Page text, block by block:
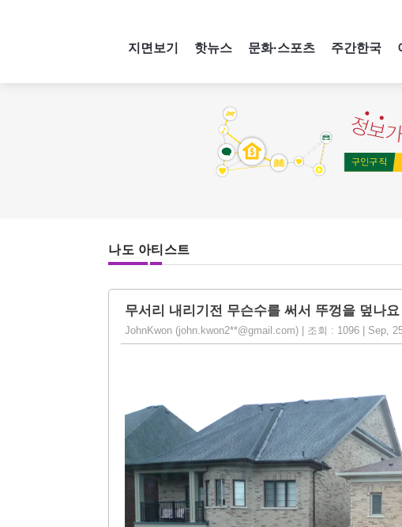
지면보기 핫뉴스 문화·스포츠 주간한국
나도 아티스트
무서리 내리기전 무슨수를 써서 뚜껑을 덮나요
JohnKwon (john.kwon2**@gmail.com) | 조회 : 1096 | Sep,